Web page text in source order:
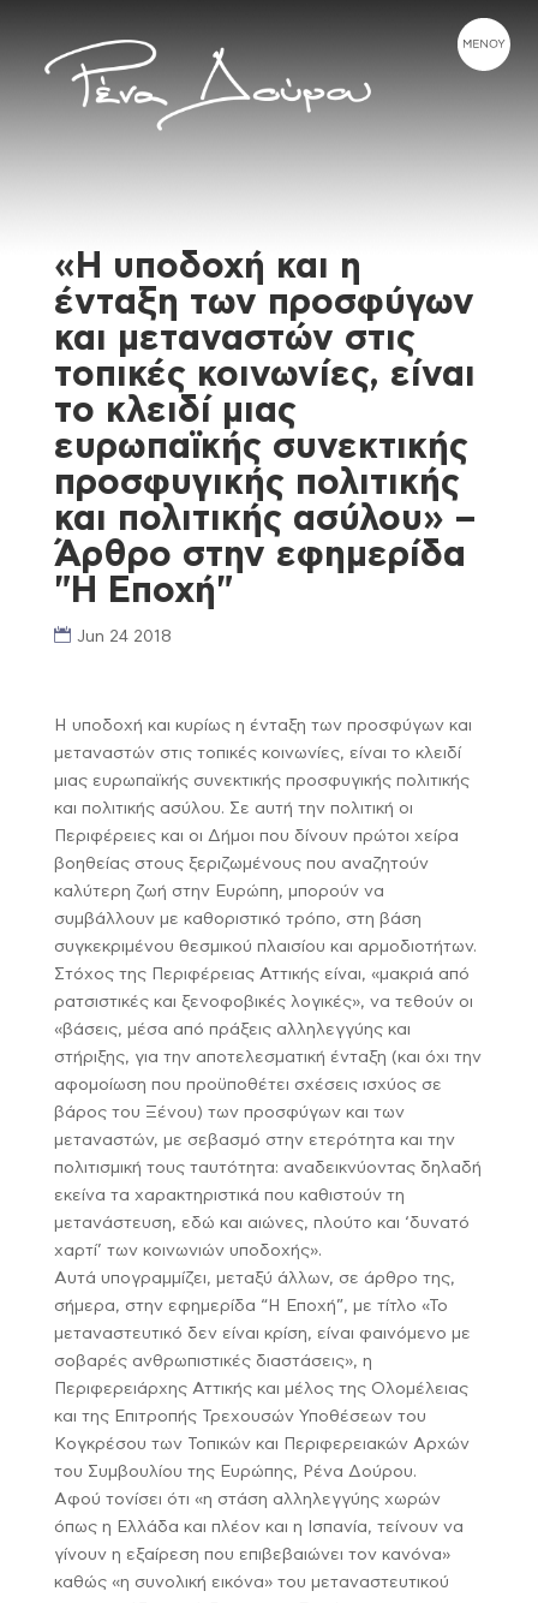
«Η υποδοχή και η
ένταξη των προσφύγων
και μεταναστών στις
τοπικές κοινωνίες, είναι
το κλειδί μιας
ευρωπαϊκής συνεκτικής
προσφυγικής πολιτικής
και πολιτικής ασύλου» –
Άρθρο στην εφημερίδα
"Η Εποχή"
Jun 24 2018
Η υποδοχή και κυρίως η ένταξη των προσφύγων και
μεταναστών στις τοπικές κοινωνίες, είναι το κλειδί
μιας ευρωπαϊκής συνεκτικής προσφυγικής πολιτικής
και πολιτικής ασύλου. Σε αυτή την πολιτική οι
Περιφέρειες και οι Δήμοι που δίνουν πρώτοι χείρα
βοηθείας στους ξεριζωμένους που αναζητούν
καλύτερη ζωή στην Ευρώπη, μπορούν να
συμβάλλουν με καθοριστικό τρόπο, στη βάση
συγκεκριμένου θεσμικού πλαισίου και αρμοδιοτήτων.
Στόχος της Περιφέρειας Αττικής είναι, «μακριά από
ρατσιστικές και ξενοφοβικές λογικές», να τεθούν οι
«βάσεις, μέσα από πράξεις αλληλεγγύης και
στήριξης, για την αποτελεσματική ένταξη (και όχι την
αφομοίωση που προϋποθέτει σχέσεις ισχύος σε
βάρος του Ξένου) των προσφύγων και των
μεταναστών, με σεβασμό στην ετερότητα και την
πολιτισμική τους ταυτότητα: αναδεικνύοντας δηλαδή
εκείνα τα χαρακτηριστικά που καθιστούν τη
μετανάστευση, εδώ και αιώνες, πλούτο και ‘δυνατό
χαρτί’ των κοινωνιών υποδοχής».
Αυτά υπογραμμίζει, μεταξύ άλλων, σε άρθρο της,
σήμερα, στην εφημερίδα “Η Εποχή”, με τίτλο «Το
μεταναστευτικό δεν είναι κρίση, είναι φαινόμενο με
σοβαρές ανθρωπιστικές διαστάσεις», η
Περιφερειάρχης Αττικής και μέλος της Ολομέλειας
και της Επιτροπής Τρεχουσών Υποθέσεων του
Κογκρέσου των Τοπικών και Περιφερειακών Αρχών
του Συμβουλίου της Ευρώπης, Ρένα Δούρου.
Αφού τονίσει ότι «η στάση αλληλεγγύης χωρών
όπως η Ελλάδα και πλέον και η Ισπανία, τείνουν να
γίνουν η εξαίρεση που επιβεβαιώνει τον κανόνα»
καθώς «η συνολική εικόνα» του μεταναστευτικού